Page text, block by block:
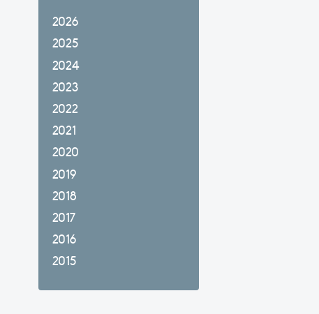
2026
2025
2024
2023
2022
2021
2020
2019
2018
2017
2016
2015